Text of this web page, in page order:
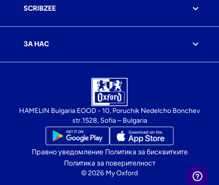
SCRIBZEE
ЗА НАС
HAMELIN Bulgaria EOOD - 10, Poruchik Nedelcho Bonchev
str.1528, Sofia – Bulgaria
Правно уведомление Политика за бисквитките
Политика за поверителност
© 2026 My Oxford